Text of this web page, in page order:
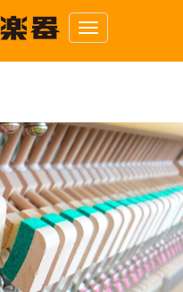
N
a
i
o
n